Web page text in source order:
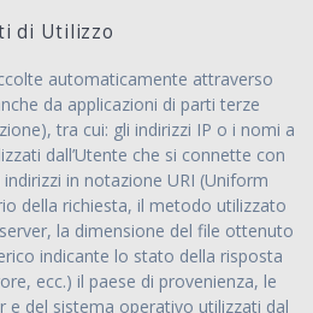
di Utilizzo
automaticamente attraverso
da applicazioni di parti terze
tra cui: gli indirizzi IP o i nomi a
dall’Utente che si connette con
in notazione URI (Uniform
della richiesta, il metodo utilizzato
la dimensione del file ottenuto
indicante lo stato della risposta
ecc.) il paese di provenienza, le
e del sistema operativo utilizzati dal